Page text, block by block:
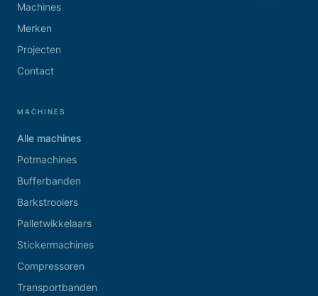
Machines
Merken
Projecten
Contact
MACHINES
Alle machines
Potmachines
Bufferbanden
Barkstrooiers
Palletwikkelaars
Stickermachines
Compressoren
Transportbanden